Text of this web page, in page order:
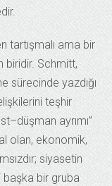
tartışmalı ama bir
biridir. Schmitt,
sürecinde yazdığı
teşhir
ayrımı”
olan, ekonomik,
siyasetin
başka bir gruba